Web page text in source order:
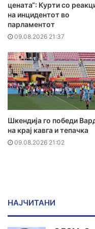
цената“: Курти со
на инцидентот во
парламентот
09.08.2026 21:37
Шкендија го победи
на крај кавга и тепачка
09.08.2026 21:02
НАЈЧИТАНИ